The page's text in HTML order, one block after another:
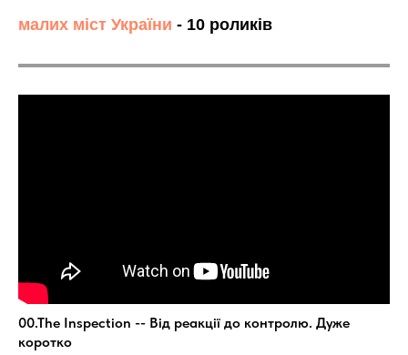
малих міст України - 10 роликів
00.The Inspection -- Від реакції до контролю. Дуже
коротко